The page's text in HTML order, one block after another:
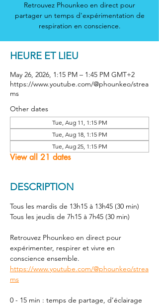
Retrouvez Phounkeo en direct pour
partager un temps d'expérimentation de
respiration en conscience.
HEURE ET LIEU
May 26, 2026, 1:15 PM – 1:45 PM GMT+2
https://www.youtube.com/@phounkeo/strea
ms
Other dates
Tue, Aug 11, 1:15 PM
Tue, Aug 18, 1:15 PM
Tue, Aug 25, 1:15 PM
View all 21 dates
DESCRIPTION
Tous les mardis de 13h15 à 13h45 (30 min)
Tous les jeudis de 7h15 à 7h45 (30 min)
Retrouvez Phounkeo en direct pour
expérimenter, respirer et vivre en
conscience ensemble.
https://www.youtube.com/@phounkeo/strea
ms
0 - 15 min : temps de partage, d’éclairage